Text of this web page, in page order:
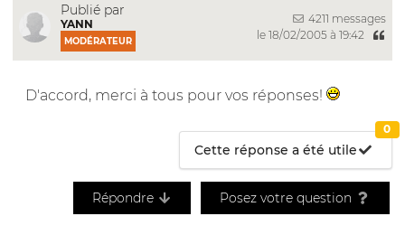
Publié par
YANN
MODÉRATEUR
4211 messages
le 18/02/2005 à 19:42
D'accord, merci à tous pour vos réponses!
Cette réponse a été utile
0
Répondre Posez votre question